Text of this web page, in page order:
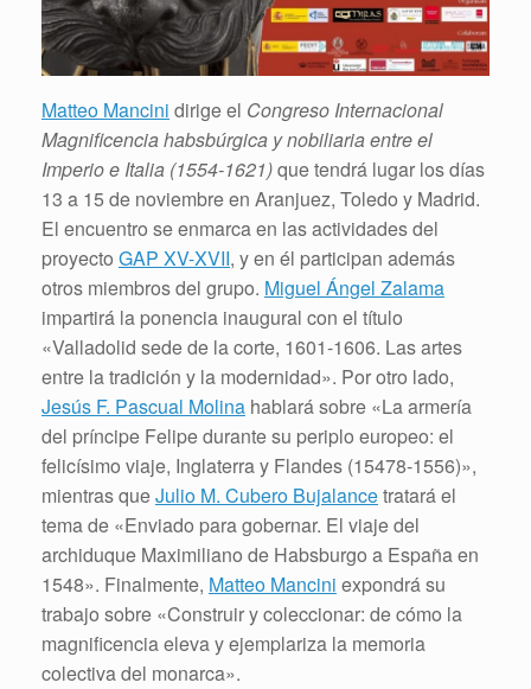
Matteo Mancini dirige el Congreso Internacional
Magnificencia habsbúrgica y nobiliaria entre el
Imperio e Italia (1554-1621)que tendrá lugar los días
13 a 15 de noviembre en Aranjuez, Toledo y Madrid.
El encuentro se enmarca en las actividades del
proyecto GAP XV-XVII, y en él participan además
otros miembros del grupo. Miguel Ángel Zalama
impartirá la ponencia inaugural con el título
«Valladolid sede de la corte, 1601-1606. Las artes
entre la tradición y la modernidad». Por otro lado,
Jesús F. Pascual Molina hablará sobre «La armería
del príncipe Felipe durante su periplo europeo: el
felicísimo viaje, Inglaterra y Flandes (15478-1556)»,
mientras queJulio M. Cubero Bujalancetratará el
tema de «Enviado para gobernar. El viaje del
archiduque Maximiliano de Habsburgo a España en
1548». Finalmente, Matteo Mancini expondrá su
trabajo sobre «Construir y coleccionar: de cómo la
magnificencia eleva y ejemplariza la memoria
colectiva del monarca».